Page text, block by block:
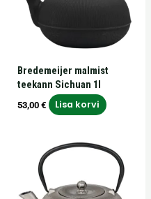
Bredemeijer malmist
teekann Sichuan 1l
53,00 € Lisa korvi